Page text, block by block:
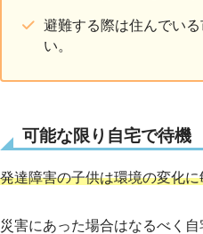
避難する際は住んでい
い。
可能な限り自宅で待機
発達障害の子供は環境の変化
災害にあった場合はなるべく自